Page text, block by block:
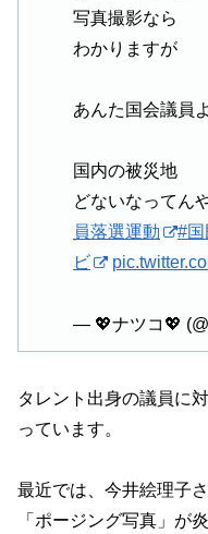
写真撮影なら
わかりますが
あんた国会議員
国内の被災地
どないなってん
員落選運動
#国
ビ
— 💖ナツコ💖
タレント出身の議員に
っています。
最近では、今井絵理子
「ポージング写真」が